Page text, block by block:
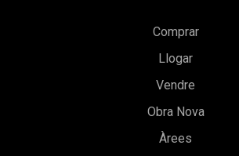
Comprar
Llogar
Vendre
Obra Nova
Àrees